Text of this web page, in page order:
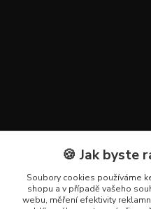
Kontakty
+420 602 223 614
🍪 Jak byste
Soubory cookies používáme
shopu a v případě vašeho
webu, měření efektivity